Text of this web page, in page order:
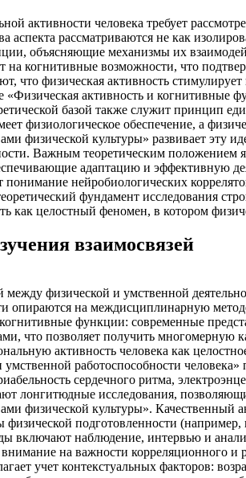
активности человека требует
аспекта рассматриваются не как
объясняющие механизмы их
на когнитивные возможности, что
что физическая активность
«Физическая активность и когнитивные
базой также служит принцип
физиологическое обеспечение, а
физической культуры» развивает
Важным теоретическим
адаптацию и эффективную
нейробиологических
фундамент исследования
как целостный феномен, в котором
взаимосвязей
между физической и умственной
опираются на междисциплинарную
функции: современные
что позволяет получить
активность человека как
работоспособности
сердечного ритма,
лонгитюдные исследования,
физической культуры». Качественный
физической подготовленности
включают наблюдение, интервью и
внимание на важности корреляционного
учет контекстуальных факторов: